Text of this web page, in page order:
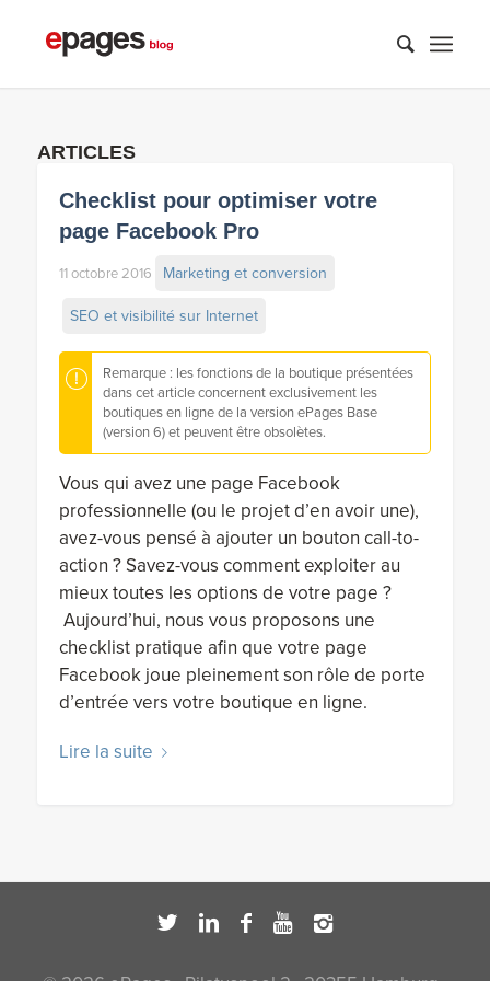
ARTICLES
Checklist pour optimiser votre
page Facebook Pro
11 octobre 2016 Marketing et conversion
SEO et visibilité sur Internet
Remarque : les fonctions de la boutique présentées
dans cet article concernent exclusivement les
boutiques en ligne de la version ePages Base
(version 6) et peuvent être obsolètes.
Vous qui avez une page Facebook
professionnelle (ou le projet d’en avoir une),
avez-vous pensé à ajouter un bouton call-to-
action ? Savez-vous comment exploiter au
mieux toutes les options de votre page ?
Aujourd’hui, nous vous proposons une
checklist pratique afin que votre page
Facebook joue pleinement son rôle de porte
d’entrée vers votre boutique en ligne.
Lire la suite